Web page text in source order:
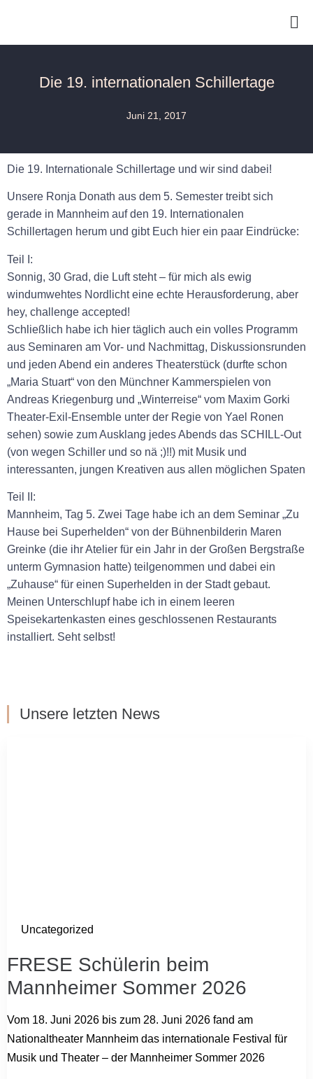
Die 19. internationalen Schillertage
Juni 21, 2017
Die 19. Internationale Schillertage und wir sind dabei!
Unsere Ronja Donath aus dem 5. Semester treibt sich
gerade in Mannheim auf den 19. Internationalen
Schillertagen herum und gibt Euch hier ein paar Eindrücke:
Teil I:
Sonnig, 30 Grad, die Luft steht – für mich als ewig
windumwehtes Nordlicht eine echte Herausforderung, aber
hey, challenge accepted!
Schließlich habe ich hier täglich auch ein volles Programm
aus Seminaren am Vor- und Nachmittag, Diskussionsrunden
und jeden Abend ein anderes Theaterstück (durfte schon
„Maria Stuart“ von den Münchner Kammerspielen von
Andreas Kriegenburg und „Winterreise“ vom Maxim Gorki
Theater-Exil-Ensemble unter der Regie von Yael Ronen
sehen) sowie zum Ausklang jedes Abends das SCHILL-Out
(von wegen Schiller und so nä ;)!!) mit Musik und
interessanten, jungen Kreativen aus allen möglichen Spaten
Teil II:
Mannheim, Tag 5‎. Zwei Tage habe ich an dem Seminar „Zu
Hause bei Superhelden“ von der Bühnenbilderin Maren
Greinke (die ihr Atelier für ein Jahr in der Großen Bergstraße
unterm Gymnasion hatte) teilgenommen und dabei ein
„Zuhause“ für einen Superhelden in der Stadt gebaut.
Meinen Unterschlupf habe ich in einem leeren
Speisekartenkasten eines geschlossenen Restaurants
installiert. Seht selbst!
Unsere letzten News
Uncategorized
FRESE Schülerin beim
Mannheimer Sommer 2026
Vom 18. Juni 2026 bis zum 28. Juni 2026 fand am
Nationaltheater Mannheim das internationale Festival für
Musik und Theater – der Mannheimer Sommer 2026